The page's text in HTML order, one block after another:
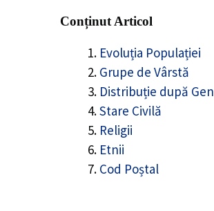
Conținut Articol
Evoluția Populației
Grupe de Vârstă
Distribuție după Gen
Stare Civilă
Religii
Etnii
Cod Poștal